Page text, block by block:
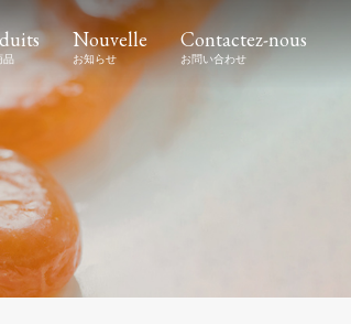
Nouvelle Contactez-nous